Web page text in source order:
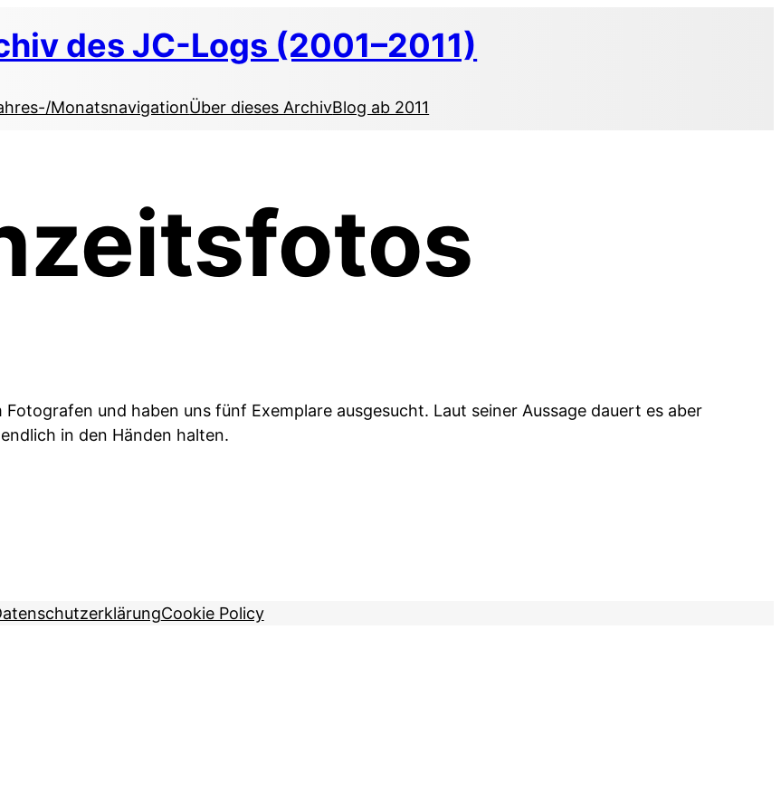
des JC-Logs (2001–2011)
MonatsnavigationÜber dieses ArchivBlog ab 2011
und haben uns fünf Exemplare ausgesucht. Laut seiner Aussage dauert es aber
in den Händen halten.
Cookie Policy